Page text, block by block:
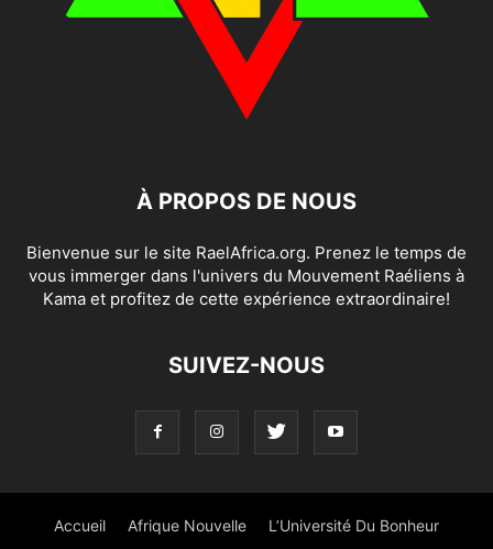
À PROPOS DE NOUS
Bienvenue sur le site RaelAfrica.org. Prenez le temps de
vous immerger dans l'univers du Mouvement Raéliens à
Kama et profitez de cette expérience extraordinaire!
SUIVEZ-NOUS
Accueil Afrique Nouvelle L’Université Du Bonheur